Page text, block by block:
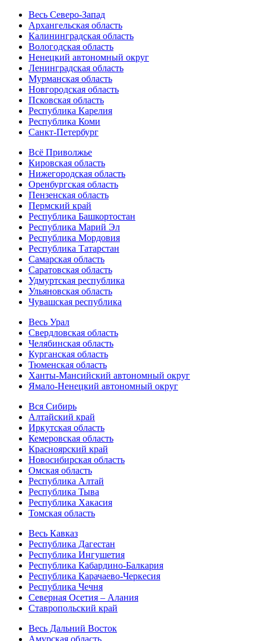
Весь Северо-Запад
Архангельская область
Калининградская область
Вологодская область
Ненецкий автономный округ
Ленинградская область
Мурманская область
Новгородская область
Псковская область
Республика Карелия
Республика Коми
Санкт-Петербург
Всё Приволжье
Кировская область
Нижегородская область
Оренбургская область
Пензенская область
Пермский край
Республика Башкортостан
Республика Марий Эл
Республика Мордовия
Республика Татарстан
Самарская область
Саратовская область
Удмуртская республика
Ульяновская область
Чувашская республика
Весь Урал
Свердловская область
Челябинская область
Курганская область
Тюменская область
Ханты-Мансийский автономный округ
Ямало-Ненецкий автономный округ
Вся Сибирь
Алтайский край
Иркутская область
Кемеровская область
Красноярский край
Новосибирская область
Омская область
Республика Алтай
Республика Тыва
Республика Хакасия
Томская область
Весь Кавказ
Республика Дагестан
Республика Ингушетия
Республика Кабардино-Балкария
Республика Карачаево-Черкесия
Республика Чечня
Северная Осетия – Алания
Ставропольский край
Весь Дальний Восток
Амурская область